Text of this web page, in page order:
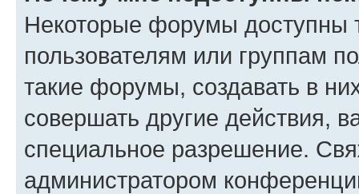
Некоторые форумы доступны
пользователям или группам
такие форумы, создавать в
совершать другие действия,
специальное разрешение.
администратором